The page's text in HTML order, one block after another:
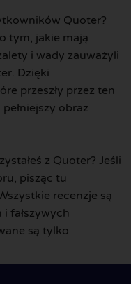
Quoter?
tym, jakie mają
i wady zauważyli
Dzięki
przeszły przez ten
obraz
z Quoter? Jeśli
pisząc tu
recenzje są
fałszywych
są tylko